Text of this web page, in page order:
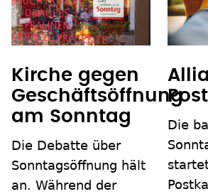
Kirche gegen
Geschäftsöffnung
am Sonntag
Die Debatte über
Sonntagsöffnung hält
an. Während der
Die